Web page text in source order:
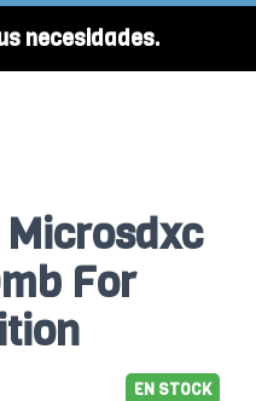
necesidades.
For
EN STOCK